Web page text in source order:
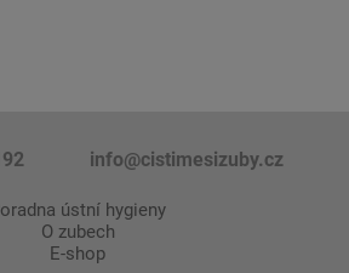
info@cistimesizuby.cz
ústní hygieny
O zubech
E-shop